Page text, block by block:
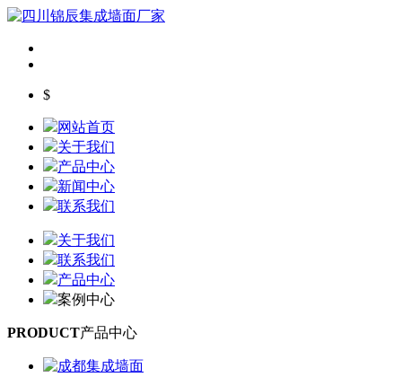
$
网站首页
关于我们
产品中心
新闻中心
联系我们
关于我们
联系我们
产品中心
案例中心
PRODUCT产品中心